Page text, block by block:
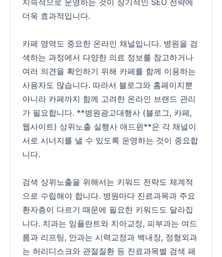
지속적으로 운영하는 것이 장기적인 SEO 전략에
더욱 효과적입니다.
카페 영역도 중요한 온라인 채널입니다. 병원을 검
색하는 과정에서 다양한 의료 정보를 참고하거나
여러 의견을 확인하기 위해 카페를 함께 이용하는
사용자도 많습니다. 따라서 블로그와 홈페이지뿐
아니라 카페까지 함께 고려한 온라인 브랜드 관리
가 필요합니다. **병원광고대행사 (블로그, 카페,
웹사이트) 상위노출 실행사 애드윈**은 각 채널이
서로 시너지를 낼 수 있도록 운영하는 것이 중요합
니다.
검색 상위노출을 위해서는 키워드 전략도 체계적
으로 수립해야 합니다. 병원마다 진료과목과 주요
환자층이 다르기 때문에 필요한 키워드도 달라집
니다. 치과는 임플란트와 치아교정, 피부과는 여드
름과 리프팅, 안과는 시력교정과 백내장, 정형외과
는 허리디스크와 관절질환 등 진료과목별 검색 패